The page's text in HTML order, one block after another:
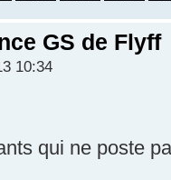
GS de Flyff
10:34
qui ne poste